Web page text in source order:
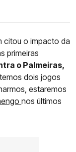
citou o impacto da
primeiras
o Palmeiras,
dois jogos
estaremos
nos últimos